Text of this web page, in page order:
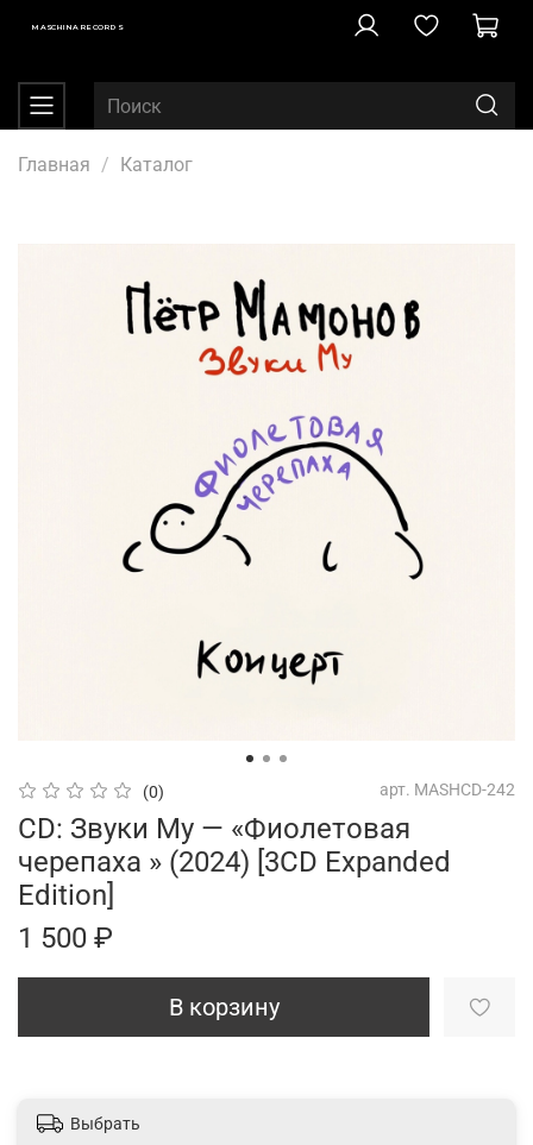
MASCHINA RECORDS
Главная Каталог
(0) арт. MASHCD-242
CD: Звуки Му — «Фиолетовая
черепаха » (2024) [3CD Expanded
Edition]
1 500 ₽
В корзину
Выбрать